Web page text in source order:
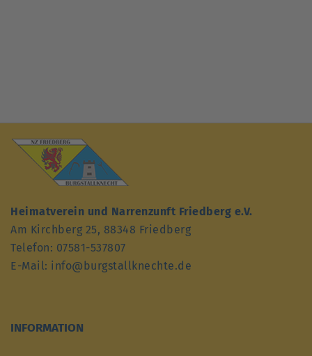
Heimatverein und Narrenzunft Friedberg e.V.
Am Kirchberg 25, 88348 Friedberg
Telefon: 07581-537807
E-Mail: info@burgstallknechte.de
INFORMATION